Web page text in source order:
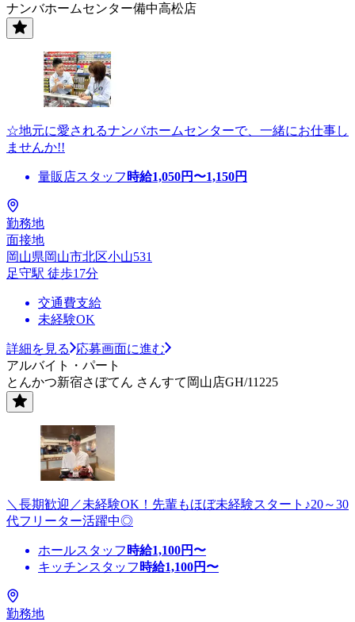
ナンバホームセンター備中高松店
☆地元に愛されるナンバホームセンターで、一緒にお仕事し
ませんか!!
量販店スタッフ 時給1,050円〜1,150円
勤務地
面接地
岡山県岡山市北区小山531
足守駅 徒歩17分
交通費支給
未経験OK
詳細を見る
応募画面に進む
アルバイト・パート
とんかつ新宿さぼてん さんすて岡山店GH/11225
＼長期歓迎／未経験OK！先輩もほぼ未経験スタート♪20～30
代フリーター活躍中◎
ホールスタッフ 時給1,100円〜
キッチンスタッフ 時給1,100円〜
勤務地